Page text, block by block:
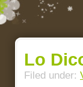
Lo
Filed under: